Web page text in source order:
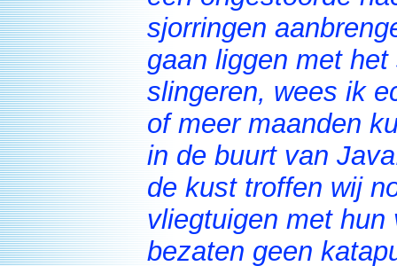
sjorringen
gaan liggen met
slingeren, wees ik
of meer maanden
in de buurt van
de kust troffen wij
vliegtuigen met
bezaten geen